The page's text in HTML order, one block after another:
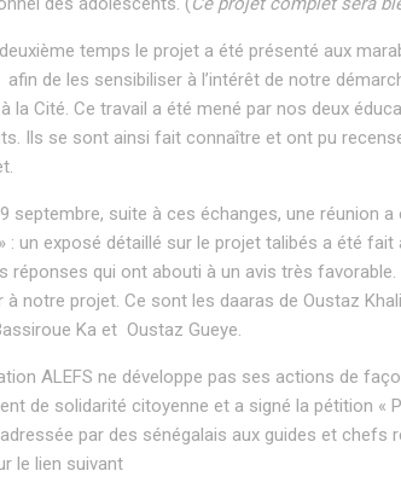
temps le projet a été présenté aux
afin de les sensibiliser à l’intérêt de notre
la Cité. Ce travail a été mené par nos deux
Ils se sont ainsi fait connaître et ont pu
septembre, suite à ces échanges, une réunion
: un exposé détaillé sur le projet talibés a été
réponses qui ont abouti à un avis très
à notre projet. Ce sont les daaras de Oustaz
Ka et Oustaz Gueye.
ALEFS ne développe pas ses actions de
de solidarité citoyenne et a signé la pétition «
par des sénégalais aux guides et chefs
le lien suivant